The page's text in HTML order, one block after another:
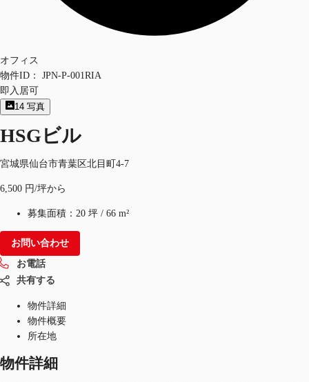
オフィス
物件ID：
JPN-P-001RIA
即入居可
14 写真
HSGビル
宮城県仙台市青葉区北目町4-7
6,500 円/坪から
募集面積： 20 坪 / 66 m²
お問い合わせ
お電話
共有する
物件詳細
物件概要
所在地
物件詳細